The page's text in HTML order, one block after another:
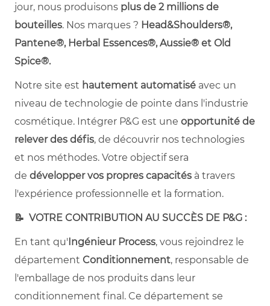
jour, nous produisons plus de 2 millions de
bouteilles. Nos marques ? Head&Shoulders®,
Pantene®, Herbal Essences®, Aussie® et Old
Spice®.
Notre site est hautement automatisé avec un
niveau de technologie de pointe dans l'industrie
cosmétique. Intégrer P&G est une opportunité de
relever des défis, de découvrir nos technologies
et nos méthodes. Votre objectif sera
de développer vos propres capacités à travers
l'expérience professionnelle et la formation.
📝 VOTRE CONTRIBUTION AU SUCCÈS DE P&G :
En tant qu'Ingénieur Process, vous rejoindrez le
département Conditionnement, responsable de
l'emballage de nos produits dans leur
conditionnement final. Ce département se